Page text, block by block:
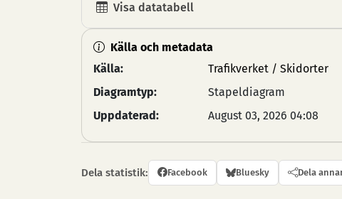
Visa datatabell
Källa och metadata
Källa:
Trafikverket / Skidorter
Diagramtyp:
Stapeldiagram
Uppdaterad:
August 03, 2026 04:08
Dela statistik: Facebook Bluesky Dela